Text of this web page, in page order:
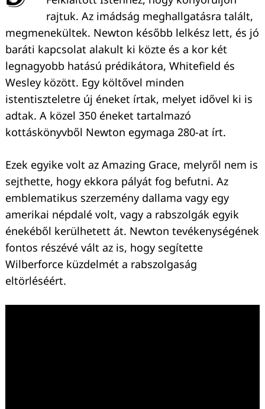
rajtuk. Az imádság meghallgatásra talált,
megmenekültek. Newton később lelkész lett, és jó
baráti kapcsolat alakult ki közte és a kor két
legnagyobb hatású prédikátora, Whitefield és
Wesley között. Egy költővel minden
istentiszteletre új éneket írtak, melyet idővel ki is
adtak. A közel 350 éneket tartalmazó
kottáskönyvből Newton egymaga 280-at írt.
Ezek egyike volt az Amazing Grace, melyről nem is
sejthette, hogy ekkora pályát fog befutni. Az
emblematikus szerzemény dallama vagy egy
amerikai népdalé volt, vagy a rabszolgák egyik
énekéből kerülhetett át. Newton tevékenységének
fontos részévé vált az is, hogy segítette
Wilberforce küzdelmét a rabszolgaság
eltörléséért.